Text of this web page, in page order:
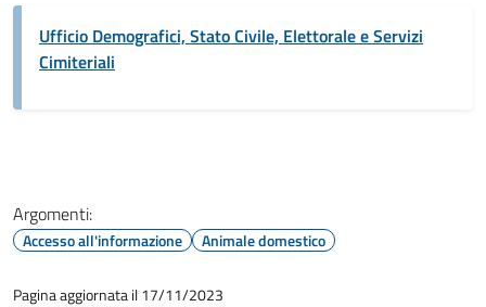
Ufficio Demografici, Stato Civile, Elettorale e Servizi
Cimiteriali
Argomenti:
Accesso all'informazione Animale domestico
Pagina aggiornata il 17/11/2023